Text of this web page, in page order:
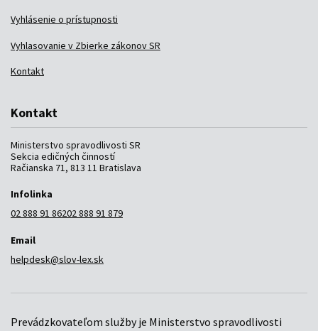
Vyhlásenie o prístupnosti
Vyhlasovanie v Zbierke zákonov SR
Kontakt
Kontakt
Ministerstvo spravodlivosti SR
Sekcia edičných činností
Račianska 71, 813 11 Bratislava
Infolinka
02 888 91 86202 888 91 879
Email
helpdesk@slov-lex.sk
Prevádzkovateľom služby je Ministerstvo spravodlivosti